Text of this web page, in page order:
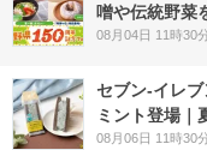
噌や伝統野菜
08月04日 11時30
セブン‐イレ
ミント登場｜
08月06日 11時30